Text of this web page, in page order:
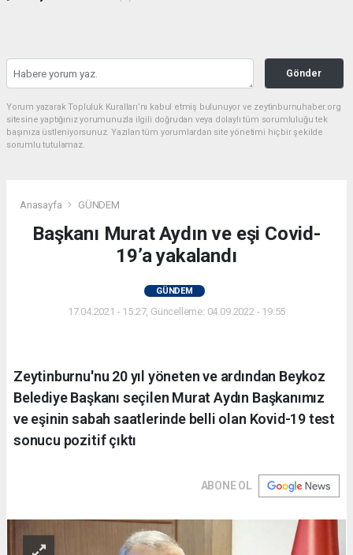
Gönder
Yorum yazarak Topluluk Kuralları’nı kabul etmiş bulunuyor ve zeytinburnuhaber.org
sitesine yaptığınız yorumunuzla ilgili doğrudan veya dolaylı tüm sorumluluğu tek
başınıza üstleniyorsunuz. Yazılan tüm yorumlardan site yönetimi hiçbir şekilde
sorumlu tutulamaz.
Anasayfa GÜNDEM
Başkanı Murat Aydın ve eşi Covid-
19’a yakalandı
GÜNDEM
17.04.2021 - 15:27, Güncelleme: 04.09.2022 - 19:55
Zeytinburnu'nu 20 yıl yöneten ve ardından Beykoz
Belediye Başkanı seçilen Murat Aydın Başkanımız
ve eşinin sabah saatlerinde belli olan Kovid-19 test
sonucu pozitif çıktı
ABONE OL